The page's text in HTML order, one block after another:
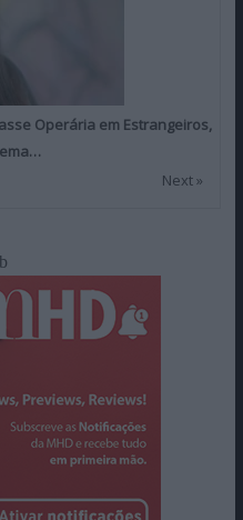
Operária em Estrangeiros,
Next »